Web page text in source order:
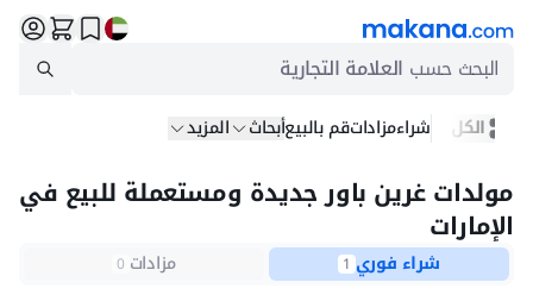
البحث حسب العلامة التجارية
الكل شراءمزاداتقم بالبيعأبحاث المزيد
مولدات غرين باور جديدة ومستعملة للبيع في
الإمارات
شراء فوري 1 مزادات 0